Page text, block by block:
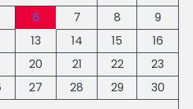
6 7 8
9
13 14 15
16
20 21 22
23
27 28 29
30